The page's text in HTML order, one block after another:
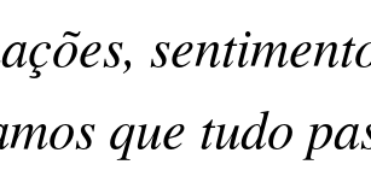
que tudo